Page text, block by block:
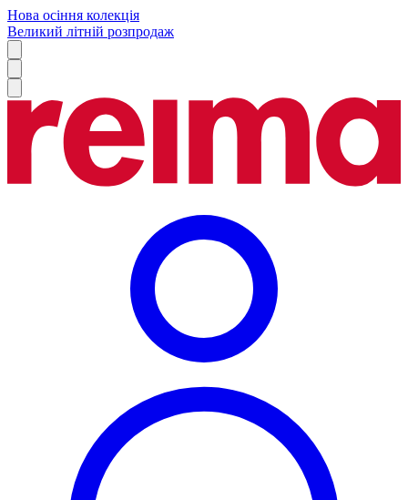
Нова осіння колекція
Великий літній розпродаж